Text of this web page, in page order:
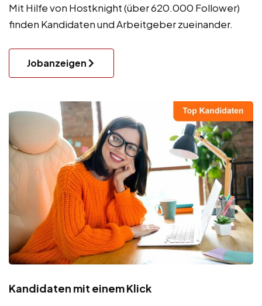
Mit Hilfe von Hostknight (über 620.000 Follower)
finden Kandidaten und Arbeitgeber zueinander.
Jobanzeigen
Kandidaten mit einem Klick